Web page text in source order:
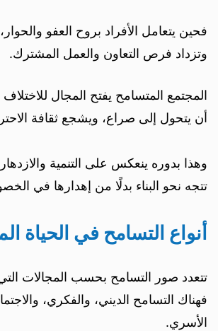
فحين يتعامل الأفراد بروح العفو
وتزداد فرص التعاون والعمل المشترك.
المجتمع المتسامح يفتح المجال
أن يتحول إلى صراع، ويشجع ثقافة
وهذا بدوره ينعكس على التنمية
تتجه نحو البناء بدلًا من إهدارها في
أنواع التسامح في الحياة
تتعدد صور التسامح بحسب المجالات
فهناك التسامح الديني، والفكري،
الأسري.